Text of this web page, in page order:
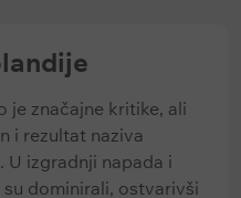
je značajne kritike, ali
i rezultat naziva
U izgradnji napada i
su dominirali, ostvarivši